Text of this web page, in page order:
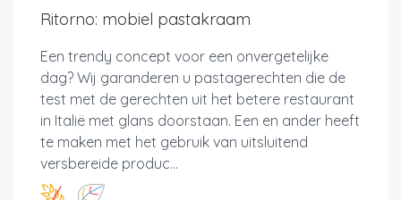
Ritorno: mobiel pastakraam
Een trendy concept voor een onvergetelijke
dag? Wij garanderen u pastagerechten die de
test met de gerechten uit het betere restaurant
in Italië met glans doorstaan. Een en ander heeft
te maken met het gebruik van uitsluitend
versbereide produc...